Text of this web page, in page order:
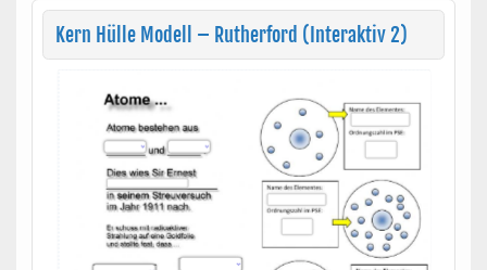
Kern Hülle Modell – Rutherford (Interaktiv 2)